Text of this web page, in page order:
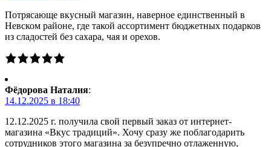
Потрясающе вкусный магазин, наверное единственный в
Невском районе, где такой ассортимент бюджетных подарков
из сладостей без сахара, чая и орехов.
Фёдорова Наталия:
14.12.2025 в 18:40
12.12.2025 г. получила свой первый заказ от интернет-
магазина «Вкус традиций». Хочу сразу же поблагодарить
сотрудников этого магазина за безупречно отлаженную,